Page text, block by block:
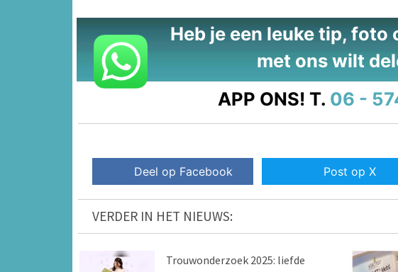
Heb je een leuke tip, foto
met ons wilt
APP ONS! T. 06 -
Deel op Facebook Post op X
VERDER IN HET NIEUWS:
Trouwonderzoek 2025: liefde